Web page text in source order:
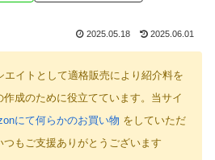
2025.05.18 2025.06.01
イトとして適格販売により紹介料を
成のために役立てています。当サイ
にて何らかのお買い物 をしていただ
つもご支援ありがとうございます